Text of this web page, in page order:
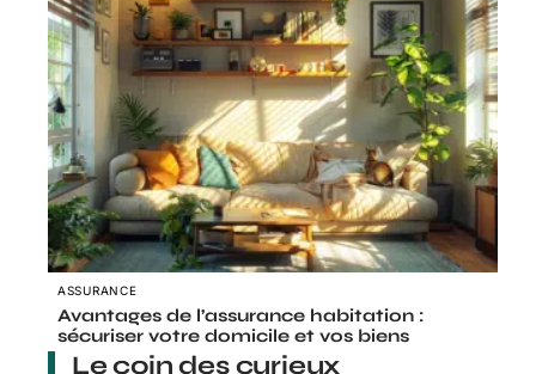
ASSURANCE
Avantages de l’assurance habitation :
sécuriser votre domicile et vos biens
Le coin des curieux